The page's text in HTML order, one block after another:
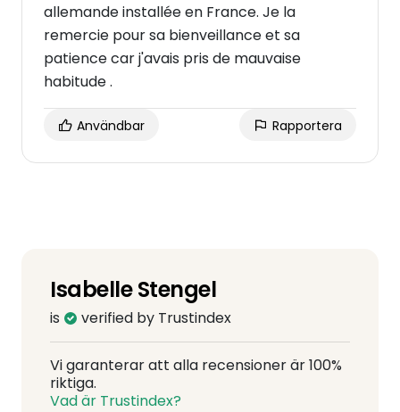
allemande installée en France. Je la
remercie pour sa bienveillance et sa
patience car j'avais pris de mauvaise
habitude .
Användbar Rapportera
Isabelle Stengel
is verified by Trustindex
Vi garanterar att alla recensioner är 100%
riktiga.
Vad är Trustindex?